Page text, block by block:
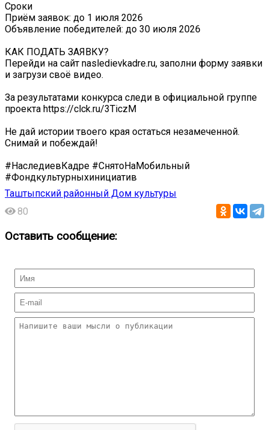
Сроки
Приём заявок: до 1 июля 2026
Объявление победителей: до 30 июля 2026
КАК ПОДАТЬ ЗАЯВКУ?
Перейди на сайт nasledievkadre.ru, заполни форму заявки
и загрузи своё видео.
За результатами конкурса следи в официальной группе
проекта https://clck.ru/3TiczM
Не дай истории твоего края остаться незамеченной.
Снимай и побеждай!
#НаследиевКадре #СнятоНаМобильный
#Фондкультурныхинициатив
Таштыпский районный Дом культуры
80
Оставить сообщение: